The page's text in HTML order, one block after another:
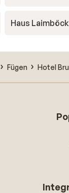
Haus Laimböck
Fügen Hotel